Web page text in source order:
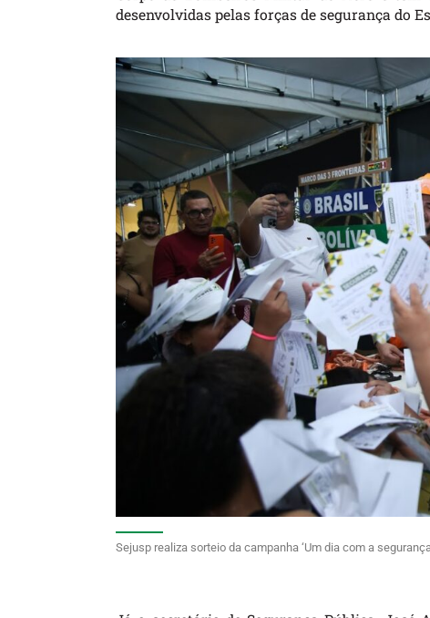
desenvolvidas pelas forças de segurança do
Sejusp realiza sorteio da campanha ‘Um dia com a